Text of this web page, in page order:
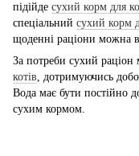
підійде сухий корм для
спеціальний сухий корм
щоденні раціони можна в
За потреби сухий
котів, дотримуючись
Вода має бути постійно
сухим кормом.